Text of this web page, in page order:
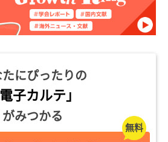
たにぴったりの
電子カルテ」
がみつかる